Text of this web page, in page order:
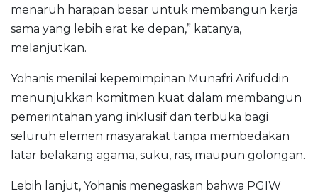
menaruh harapan besar untuk membangun kerja
sama yang lebih erat ke depan,” katanya,
melanjutkan.
Yohanis menilai kepemimpinan Munafri Arifuddin
menunjukkan komitmen kuat dalam membangun
pemerintahan yang inklusif dan terbuka bagi
seluruh elemen masyarakat tanpa membedakan
latar belakang agama, suku, ras, maupun golongan.
Lebih lanjut, Yohanis menegaskan bahwa PGIW